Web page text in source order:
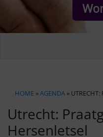
HOME »AGENDA » UTRECHT:
Utrecht:
Hersenletsel